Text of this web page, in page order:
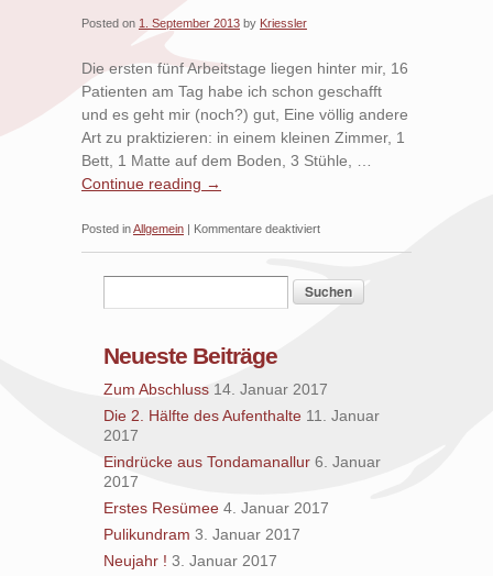
Posted on 1. September 2013 by Kriessler
Die ersten fünf Arbeitstage liegen hinter mir, 16
Patienten am Tag habe ich schon geschafft
und es geht mir (noch?) gut, Eine völlig andere
Art zu praktizieren: in einem kleinen Zimmer, 1
Bett, 1 Matte auf dem Boden, 3 Stühle, …
Continue reading →
Posted inAllgemein | Kommentare deaktiviertfür
Die
Woche
Neueste Beiträge
Zum Abschluss 14. Januar 2017
Die 2. Hälfte des Aufenthalte 11. Januar
2017
Eindrücke aus Tondamanallur 6. Januar
2017
Erstes Resümee 4. Januar 2017
Pulikundram 3. Januar 2017
Neujahr ! 3. Januar 2017